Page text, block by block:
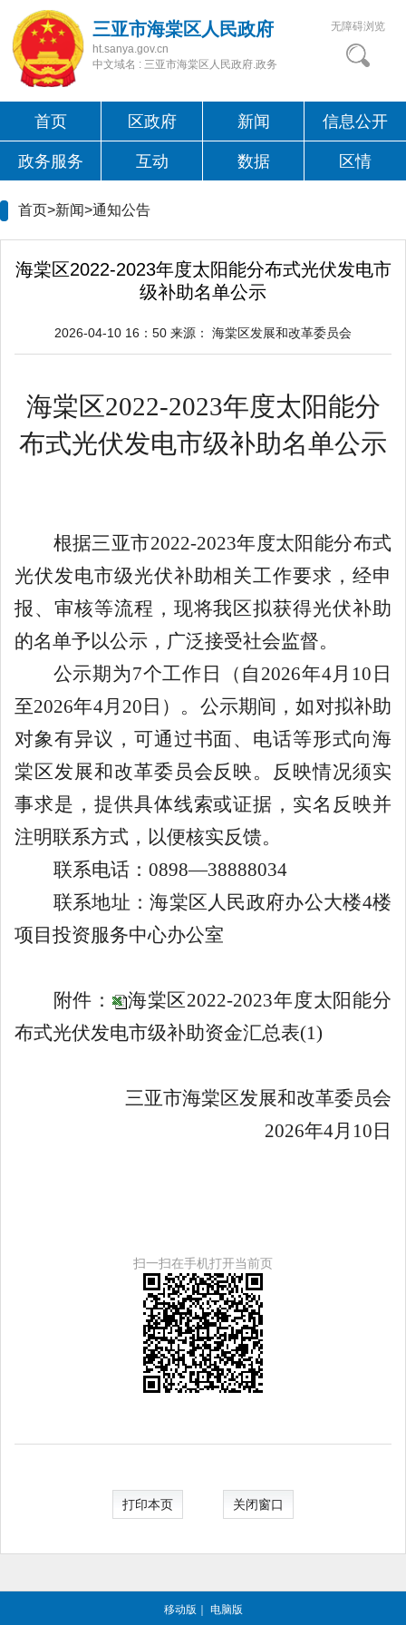
三亚市海棠区人民政府
ht.sanya.gov.cn
中文域名 : 三亚市海棠区人民政府.政务
无障碍浏览
首页 区政府 新闻 信息公开
政务服务 互动 数据 区情
首页>新闻>通知公告
海棠区2022-2023年度太阳能分布式光伏发电市
级补助名单公示
2026-04-10 16：50 来源： 海棠区发展和改革委员会
海棠区2022-2023年度太阳能分
布式光伏发电市级补助名单公示
根据三亚市2022-2023年度太阳能分布式
光伏发电市级光伏补助相关工作要求，经申
报、审核等流程，现将我区拟获得光伏补助
的名单予以公示，广泛接受社会监督。
公示期为7个工作日（自2026年4月10日
至2026年4月20日）。公示期间，如对拟补助
对象有异议，可通过书面、电话等形式向海
棠区发展和改革委员会反映。反映情况须实
事求是，提供具体线索或证据，实名反映并
注明联系方式，以便核实反馈。
联系电话：0898—38888034
联系地址：海棠区人民政府办公大楼4楼
项目投资服务中心办公室
附件：
海棠区2022-2023年度太阳能分
布式光伏发电市级补助资金汇总表(1)
三亚市海棠区发展和改革委员会
2026年4月10日
扫一扫在手机打开当前页
打印本页 关闭窗口
移动版 ｜ 电脑版